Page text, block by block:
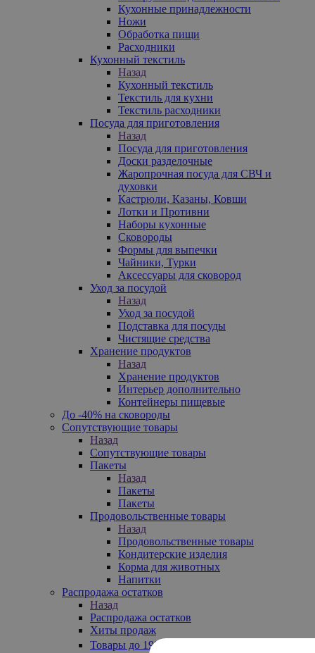
Кухонные принадлежности
Ножи
Обработка пищи
Расходники
Кухонный текстиль
Назад
Кухонный текстиль
Текстиль для кухни
Текстиль расходники
Посуда для приготовления
Назад
Посуда для приготовления
Доски разделочные
Жаропрочная посуда для СВЧ и
духовки
Кастрюли, Казаны, Ковши
Лотки и Противни
Наборы кухонные
Сковороды
Формы для выпечки
Чайники, Турки
Аксессуары для сковород
Уход за посудой
Назад
Уход за посудой
Подставка для посуды
Чистящие средства
Хранение продуктов
Назад
Хранение продуктов
Интерьер дополнительно
Контейнеры пищевые
До -40% на сковороды
Сопутствующие товары
Назад
Сопутствующие товары
Пакеты
Назад
Пакеты
Пакеты
Продовольственные товары
Назад
Продовольственные товары
Кондитерские изделия
Корма для животных
Напитки
Распродажа остатков
Назад
Распродажа остатков
Хиты продаж
Товары до 199₽